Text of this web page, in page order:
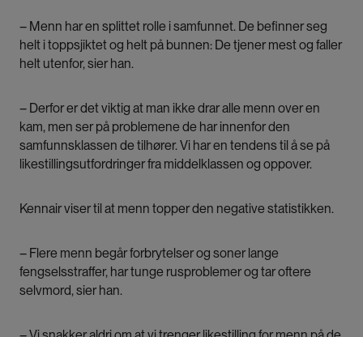
– Menn har en splittet rolle i samfunnet. De befinner seg
helt i toppsjiktet og helt på bunnen: De tjener mest og faller
helt utenfor, sier han.
– Derfor er det viktig at man ikke drar alle menn over en
kam, men ser på problemene de har innenfor den
samfunnsklassen de tilhører. Vi har en tendens til å se på
likestillingsutfordringer fra middelklassen og oppover.
Kennair viser til at menn topper den negative statistikken.
– Flere menn begår forbrytelser og soner lange
fengselsstraffer, har tunge rusproblemer og tar oftere
selvmord, sier han.